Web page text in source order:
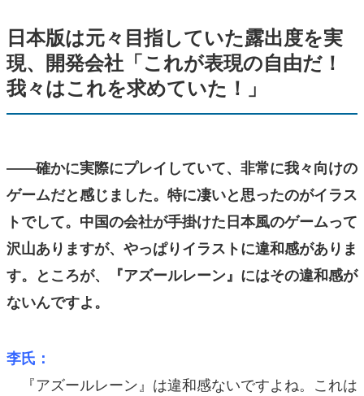
日本版は元々目指していた露出度を実
現、開発会社「これが表現の自由だ！
我々はこれを求めていた！」
――確かに実際にプレイしていて、非常に我々向けの
ゲームだと感じました。特に凄いと思ったのがイラス
トでして。中国の会社が手掛けた日本風のゲームって
沢山ありますが、やっぱりイラストに違和感がありま
す。ところが、『アズールレーン』にはその違和感が
ないんですよ。
李氏：
『アズールレーン』は違和感ないですよね。これは